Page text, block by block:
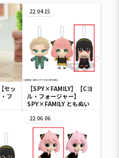
セッ
フ
ォ
22.04.15
【SPY×FAMILY】【Cヨ
ル・フォージャー】
SPY×FAMILY ともぬい
22.06.06